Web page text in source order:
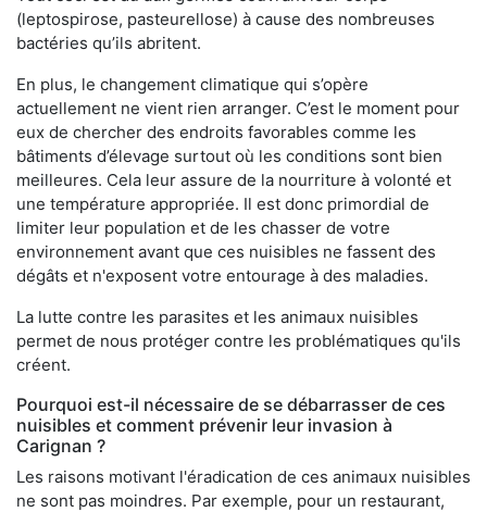
(leptospirose, pasteurellose) à cause des nombreuses
bactéries qu’ils abritent.
En plus, le changement climatique qui s’opère
actuellement ne vient rien arranger. C’est le moment pour
eux de chercher des endroits favorables comme les
bâtiments d’élevage surtout où les conditions sont bien
meilleures. Cela leur assure de la nourriture à volonté et
une température appropriée. Il est donc primordial de
limiter leur population et de les chasser de votre
environnement avant que ces nuisibles ne fassent des
dégâts et n'exposent votre entourage à des maladies.
La lutte contre les parasites et les animaux nuisibles
permet de nous protéger contre les problématiques qu'ils
créent.
Pourquoi est-il nécessaire de se débarrasser de ces
nuisibles et comment prévenir leur invasion à
Carignan ?
Les raisons motivant l'éradication de ces animaux nuisibles
ne sont pas moindres. Par exemple, pour un restaurant,